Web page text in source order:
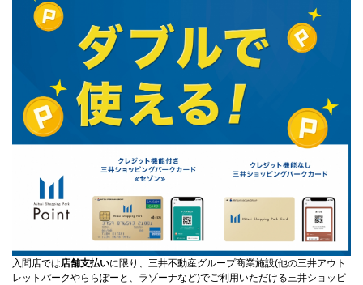
入間店では店舗支払いに限り、三井不動産グループ商業施設(他の三井アウト
レットパークやららぽーと、ラゾーナなど)でご利用いただける三井ショッピ